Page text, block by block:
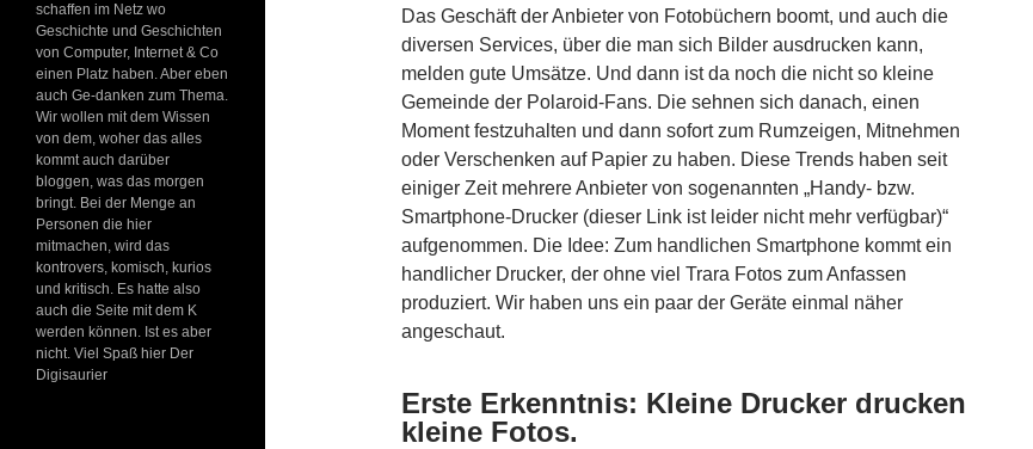
Das Geschäft der Anbieter von Fotobüchern boomt, und auch die
diversen Services, über die man sich Bilder ausdrucken kann,
melden gute Umsätze. Und dann ist da noch die nicht so kleine
Gemeinde der Polaroid-Fans. Die sehnen sich danach, einen
Moment festzuhalten und dann sofort zum Rumzeigen, Mitnehmen
oder Verschenken auf Papier zu haben. Diese Trends haben seit
einiger Zeit mehrere Anbieter von sogenannten „Handy- bzw.
Smartphone-Drucker (dieser Link ist leider nicht mehr verfügbar)“
aufgenommen. Die Idee: Zum handlichen Smartphone kommt ein
handlicher Drucker, der ohne viel Trara Fotos zum Anfassen
produziert. Wir haben uns ein paar der Geräte einmal näher
angeschaut.
Erste Erkenntnis: Kleine Drucker drucken
kleine Fotos.
schaffen im Netz wo
Geschichte und Geschichten
von Computer, Internet & Co
einen Platz haben. Aber eben
auch Ge-danken zum Thema.
Wir wollen mit dem Wissen
von dem, woher das alles
kommt auch darüber
bloggen, was das morgen
bringt. Bei der Menge an
Personen die hier
mitmachen, wird das
kontrovers, komisch, kurios
und kritisch. Es hatte also
auch die Seite mit dem K
werden können. Ist es aber
nicht. Viel Spaß hier Der
Digisaurier